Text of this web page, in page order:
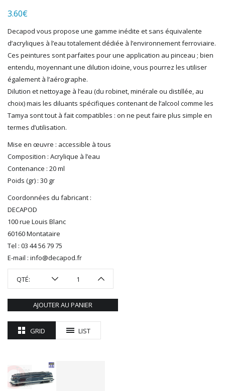
LGB
MAKETTE
MARLKIN
MKD
NOREV
NOVATEUR MODELES
PREISER
PRINCE AUGUST
R37
REDUTEX
REE
RÉGIONS ET COMPAGNIES
ROCO
ROTOMAGUS
ROUTE 87
SAI
TRAINS OUEST
Trains-O-Matic
TRIX
VIESSMANN
WOODLAND SCENICS
XURON
3.60€
Decapod vous propose une gamme inédite et sans équivalente
d’acryliques à l’eau totalement dédiée à l’environnement ferroviaire.
Ces peintures sont parfaites pour une application au pinceau ; bien
entendu, moyennant une dilution idoine, vous pourrez les utiliser
également à l’aérographe.
Dilution et nettoyage à l’eau (du robinet, minérale ou distillée, au
choix) mais les diluants spécifiques contenant de l’alcool comme les
Tamya sont tout à fait compatibles : on ne peut faire plus simple en
termes d’utilisation.
Mise en œuvre : accessible à tous
Composition : Acrylique à l’eau
Contenance : 20 ml
Poids (gr) : 30 gr
Coordonnées du fabricant :
DECAPOD
100 rue Louis Blanc
60160 Montataire
Tel : 03 44 56 79 75
E-mail : info@decapod.fr
QTÉ:
AJOUTER AU PANIER
GRID LIST